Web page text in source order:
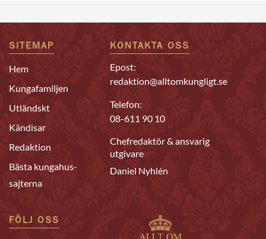
SITEMAP
Hem
Kungafamiljen
Utländskt
Kändisar
Redaktion
Bästa kungahus-
sajterna
KONTAKTA OSS
Epost:
redaktion@alltomkungligt.se
Telefon:
08-611 90 10
Chefredaktör & ansvarig
utgivare
Daniel Nyhlén
FÖLJ OSS